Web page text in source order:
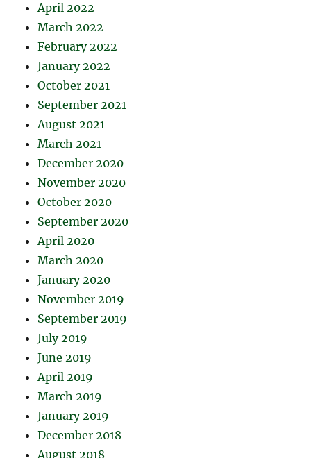
April 2022
March 2022
February 2022
January 2022
October 2021
September 2021
August 2021
March 2021
December 2020
November 2020
October 2020
September 2020
April 2020
March 2020
January 2020
November 2019
September 2019
July 2019
June 2019
April 2019
March 2019
January 2019
December 2018
August 2018